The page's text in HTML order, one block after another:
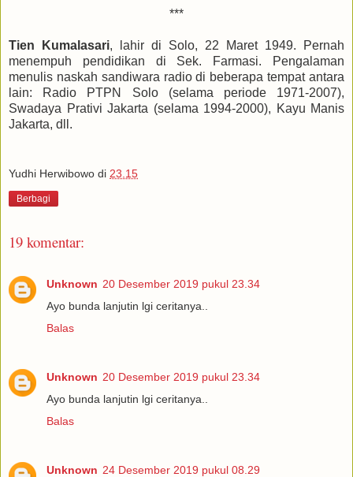
***
Tien Kumalasari, lahir di Solo, 22 Maret 1949. Pernah
menempuh pendidikan di Sek. Farmasi. Pengalaman
menulis naskah sandiwara radio di beberapa tempat antara
lain: Radio PTPN Solo (selama periode 1971-2007),
Swadaya Prativi Jakarta (selama 1994-2000), Kayu Manis
Jakarta, dll.
Yudhi Herwibowo di 23.15
Berbagi
19 komentar:
Unknown 20 Desember 2019 pukul 23.34
Ayo bunda lanjutin lgi ceritanya..
Balas
Unknown 20 Desember 2019 pukul 23.34
Ayo bunda lanjutin lgi ceritanya..
Balas
Unknown 24 Desember 2019 pukul 08.29